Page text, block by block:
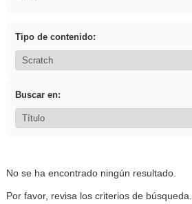
Tipo de contenido:
Buscar en:
No se ha encontrado ningún resultado.
Por favor, revisa los criterios de búsqueda.